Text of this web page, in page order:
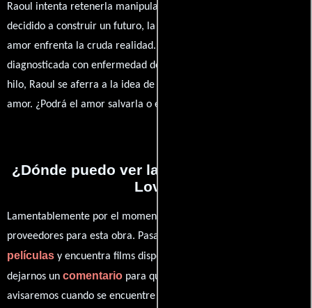
Raoul intenta retenerla manipulando sus inseguridades, Clément,
decidido a construir un futuro, la lleva a las provincias, donde su
amor enfrenta la cruda realidad. Cuando Juliette es
diagnosticada con enfermedad de Hodgkin y su vida pende de un
hilo, Raoul se aferra a la idea de que su verdadero mal es el
amor. ¿Podrá el amor salvarla o es este su destino?
¿Dónde puedo ver la películas Malady of
Love?
Lamentablemente por el momento no contamos con enlaces a
proveedores para esta obra. Pasa por nuestro catálogo de
películas y encuentra films disponibles. También puedes
dejarnos un comentario para que le demos prioridad y te
avisaremos cuando se encuentre disponible